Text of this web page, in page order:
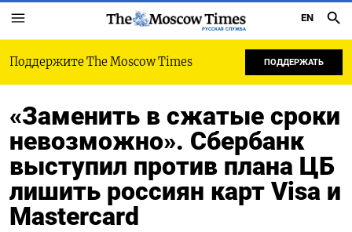
РУССКАЯ СЛУЖБА
EN
Поддержите The Moscow Times ПОДДЕРЖАТЬ
«Заменить в сжатые сроки
невозможно». Сбербанк
выступил против плана ЦБ
лишить россиян карт Visa и
Mastercard